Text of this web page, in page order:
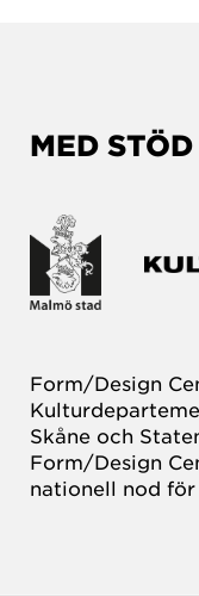
MED
Form/Design
Skåne och
Form/Design
nationell nod